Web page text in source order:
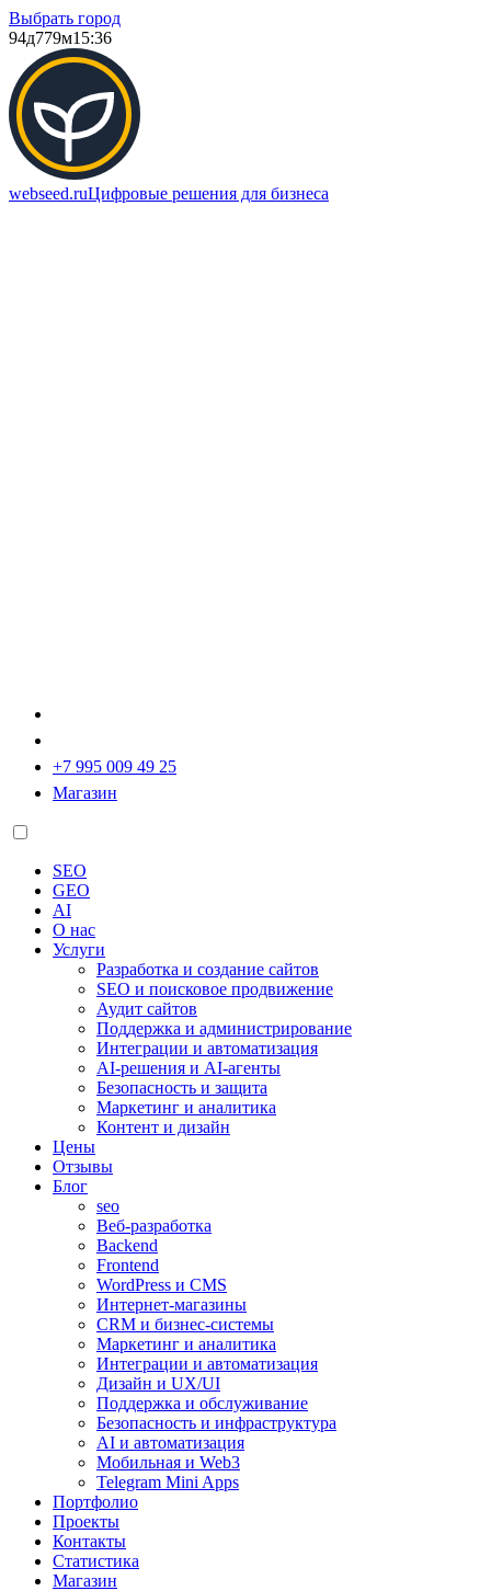
Выбрать город
94д779м15:36
webseed.ruЦифровые решения для бизнеса
+7 995 009 49 25
Магазин
SEO
GEO
AI
О нас
Услуги
Разработка и создание сайтов
SEO и поисковое продвижение
Аудит сайтов
Поддержка и администрирование
Интеграции и автоматизация
AI-решения и AI-агенты
Безопасность и защита
Маркетинг и аналитика
Контент и дизайн
Цены
Отзывы
Блог
seo
Веб-разработка
Backend
Frontend
WordPress и CMS
Интернет-магазины
CRM и бизнес-системы
Маркетинг и аналитика
Интеграции и автоматизация
Дизайн и UX/UI
Поддержка и обслуживание
Безопасность и инфраструктура
AI и автоматизация
Мобильная и Web3
Telegram Mini Apps
Портфолио
Проекты
Контакты
Статистика
Магазин